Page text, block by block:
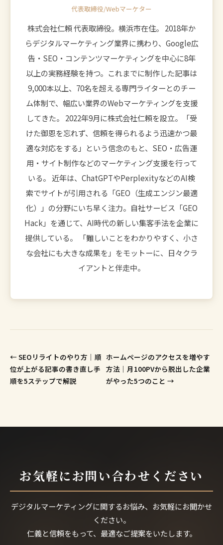
代表取締役/Webマーケター
株式会社仁頼 代表取締役。横浜市在住。 2018年か
らデジタルマーケティング業界に携わり、Google広
告・SEO・コンテンツマーケティングを中心に8年
以上の実務経験を持つ。これまでに制作した記事は
9,000本以上、70名を超える専門ライターとのチー
ム体制で、幅広い業界のWebマーケティングを支援
してきた。 2022年9月に株式会社仁頼を設立。「受
けた御恩を忘れず、信頼を得られるよう迅速かつ最
適な対応をする」という信念のもと、SEO・広告運
用・サイト制作などのマーケティング支援を行って
いる。 近年は、ChatGPTやPerplexityなどのAI検
索でサイトが引用される「GEO（生成エンジン最適
化）」の分野にいち早く注力。自社サービス「GEO
Hack」を通じて、AI時代の新しい集客手法を企業に
提供している。 「難しいことをわかりやすく、小さ
な会社にも大きな成果を」をモットーに、日々クラ
イアントと伴走中。
← SEOリライトのやり方｜順
位が上がる記事の書き直し手
順を5ステップで解説
ホームページのアクセスを増やす
方法｜月100PVから脱出した企業
がやった5つのこと →
お気軽にお問い合わせください
デジタルマーケティングに関するお悩み、お気軽にお聞かせ
ください。
仁義と信頼をもって、最適なご提案をいたします。